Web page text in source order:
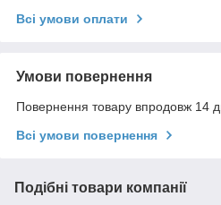
Всі умови оплати
Умови повернення
Повернення товару впродовж 14
Всі умови повернення
Подібні товари компанії